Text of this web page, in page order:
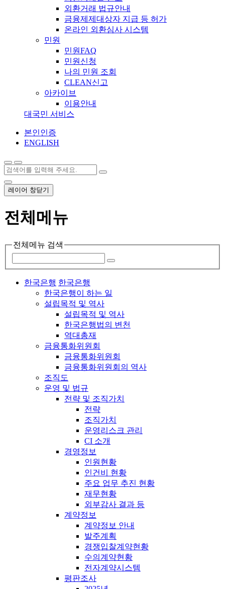
외환거래 법규안내
금융제제대상자 지급 등 허가
온라인 외환심사 시스템
민원
민원FAQ
민원신청
나의 민원 조회
CLEAN신고
아카이브
이용안내
대국민 서비스
본인인증
ENGLISH
레이어 창닫기
전체메뉴
전체메뉴 검색
한국은행 한국은행
한국은행이 하는 일
설립목적 및 역사
설립목적 및 역사
한국은행법의 변천
역대총재
금융통화위원회
금융통화위원회
금융통화위원회의 역사
조직도
운영 및 법규
전략 및 조직가치
전략
조직가치
운영리스크 관리
CI 소개
경영정보
인원현황
인건비 현황
주요 업무 추진 현황
재무현황
외부감사 결과 등
계약정보
계약정보 안내
발주계획
경쟁입찰계약현황
수의계약현황
전자계약시스템
평판조사